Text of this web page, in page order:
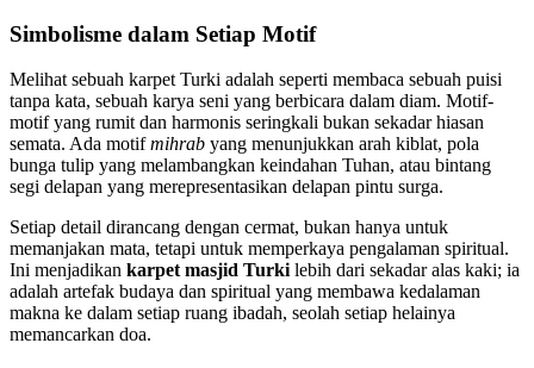
Simbolisme dalam Setiap Motif
Melihat sebuah karpet Turki adalah seperti membaca sebuah puisi
tanpa kata, sebuah karya seni yang berbicara dalam diam. Motif-
motif yang rumit dan harmonis seringkali bukan sekadar hiasan
semata. Ada motifmihrab yang menunjukkan arah kiblat, pola
bunga tulip yang melambangkan keindahan Tuhan, atau bintang
segi delapan yang merepresentasikan delapan pintu surga.
Setiap detail dirancang dengan cermat, bukan hanya untuk
memanjakan mata, tetapi untuk memperkaya pengalaman spiritual.
Ini menjadikan karpet masjid Turki lebih dari sekadar alas kaki; ia
adalah artefak budaya dan spiritual yang membawa kedalaman
makna ke dalam setiap ruang ibadah, seolah setiap helainya
memancarkan doa.